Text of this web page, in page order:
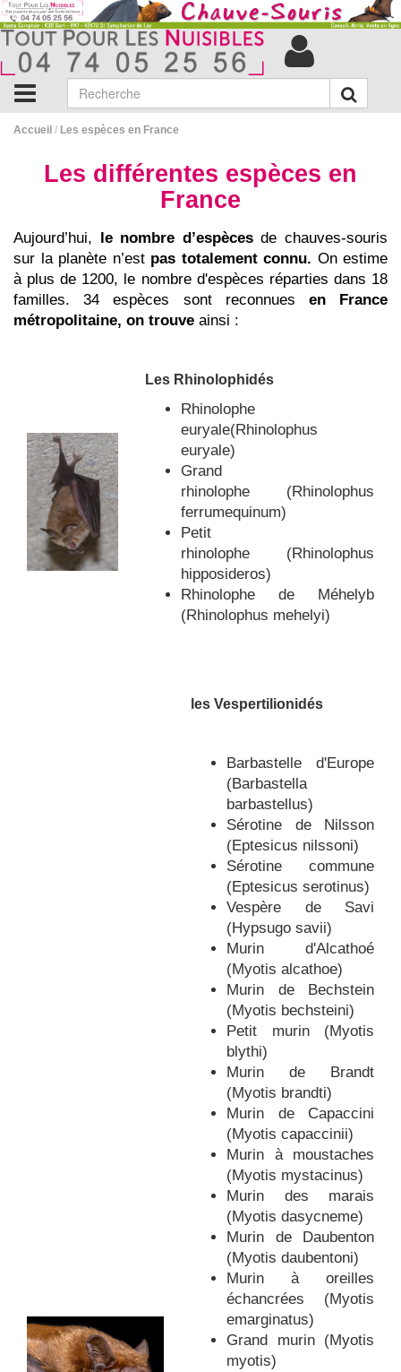
Accueil / Les espèces en France
Les différentes espèces en
France
Aujourd’hui, le nombre d’espècesde chauves-souris
sur la planète n’est pas totalement connu. On estime
à plus de 1200, le nombre d'espèces réparties dans 18
familles. 34 espèces sont reconnues en France
métropolitaine, on trouve ainsi :
Les Rhinolophidés
Rhinolophe
euryale(Rhinolophus
euryale)
Grand
rhinolophe (Rhinolophus
ferrumequinum)
Petit
rhinolophe (Rhinolophus
hipposideros)
Rhinolophe de Méhelyb
(Rhinolophus mehelyi)
les Vespertilionidés
Barbastelle d'Europe
(Barbastella
barbastellus)
Sérotine de Nilsson
(Eptesicus nilssoni)
Sérotine commune
(Eptesicus serotinus)
Vespère de Savi
(Hypsugo savii)
Murin d'Alcathoé
(Myotis alcathoe)
Murin de Bechstein
(Myotis bechsteini)
Petit murin (Myotis
blythi)
Murin de Brandt
(Myotis brandti)
Murin de Capaccini
(Myotis capaccinii)
Murin à moustaches
(Myotis mystacinus)
Murin des marais
(Myotis dasycneme)
Murin de Daubenton
(Myotis daubentoni)
Murin à oreilles
échancrées (Myotis
emarginatus)
Grand murin (Myotis
myotis)